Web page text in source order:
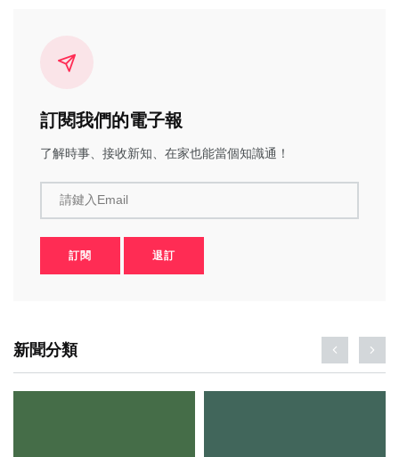
訂閱我們的電子報
了解時事、接收新知、在家也能當個知識通！
請鍵入Email
訂閱 退訂
新聞分類